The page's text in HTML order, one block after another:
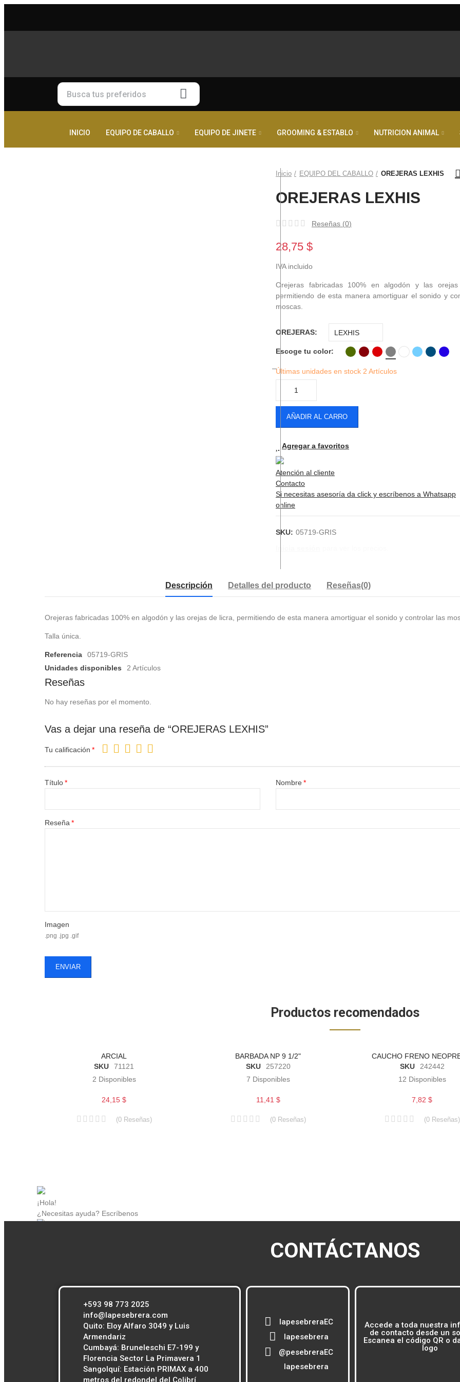
INICIO EQUIPO DE CABALLO EQUIPO DE JINETE GROOMING & ESTABLO NUTRICION ANIMAL
Click to enlarge
Inicio EQUIPO DEL CABALLO OREJERAS LEXHIS
OREJERAS LEXHIS
Reseñas (0)
28,75 $
IVA incluido
Orejeras fabricadas 100% en algodón y las orejas
permitiendo de esta manera amortiguar el sonido y
moscas.
OREJERAS
Escoge tu color
Últimas unidades en stock 2 Artículos
AÑADIR AL CARRO
Agregar a favoritos
Atención al cliente
Contacto
Si necesitas asesoría da click y escríbenos a Whatsapp
online
SKU: 05719-GRIS
Descripción Detalles del producto Reseñas(0)
Orejeras fabricadas 100% en algodón y las orejas de licra, permitiendo de esta manera amortiguar el sonido y controlar las
Talla única.
Referencia
05719-GRIS
Unidades disponibles
2 Artículos
Reseñas
No hay reseñas por el momento.
Vas a dejar una reseña de “OREJERAS LEXHIS”
Tu calificación
Título Nombre
Reseña
Imagen
.png .jpg .gif
ENVIAR
Productos recomendados
ARCIAL
SKU
71121
2 Disponibles
24,15 $
(0Reseñas)
BARBADA NP 9 1/2"
SKU
257220
7 Disponibles
11,41 $
(0Reseñas)
CAUCHO FRENO
SKU
242442
12 Disponibles
7,82 $
(0Reseñas)
¡Hola!
¿Necesitas ayuda? Escríbenos
CONTÁCTANOS
+593 98 773 2025
info@lapesebrera.com
Quito: Eloy Alfaro 3049 y Luis
Armendariz
Cumbayá: Bruneleschi E7-199 y
Florencia Sector La Primavera 1
Sangolquí: Estación PRIMAX a 400
metros del redondel del Colibrí
lapesebreraEC
lapesebrera
@pesebreraEC
lapesebrera
Accede a toda nuestra
de contacto desde un
Escanea el código QR o
logo